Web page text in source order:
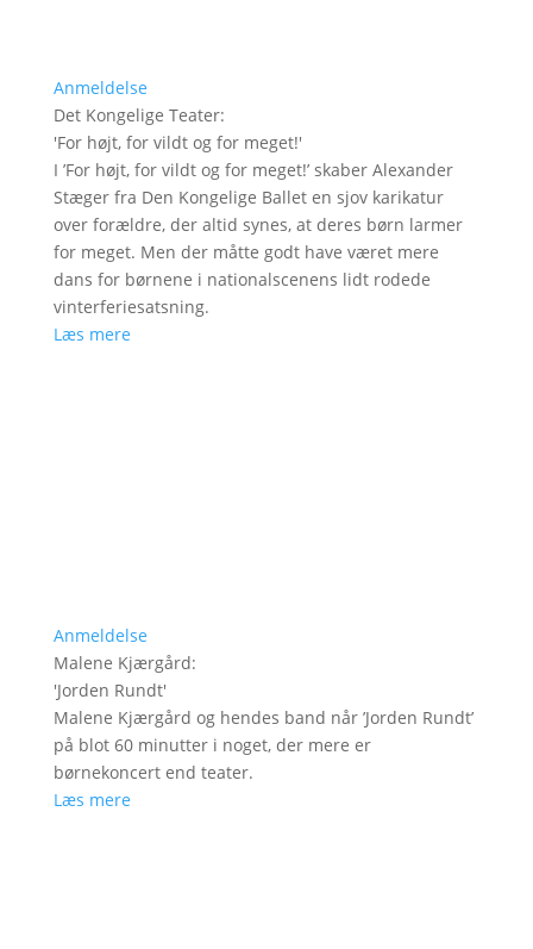
Anmeldelse
Det Kongelige Teater:
'For højt, for vildt og for meget!'
I ’For højt, for vildt og for meget!’ skaber Alexander
Stæger fra Den Kongelige Ballet en sjov karikatur
over forældre, der altid synes, at deres børn larmer
for meget. Men der måtte godt have været mere
dans for børnene i nationalscenens lidt rodede
vinterferiesatsning.
Læs mere
Anmeldelse
Malene Kjærgård:
'Jorden Rundt'
Malene Kjærgård og hendes band når ’Jorden Rundt’
på blot 60 minutter i noget, der mere er
børnekoncert end teater.
Læs mere